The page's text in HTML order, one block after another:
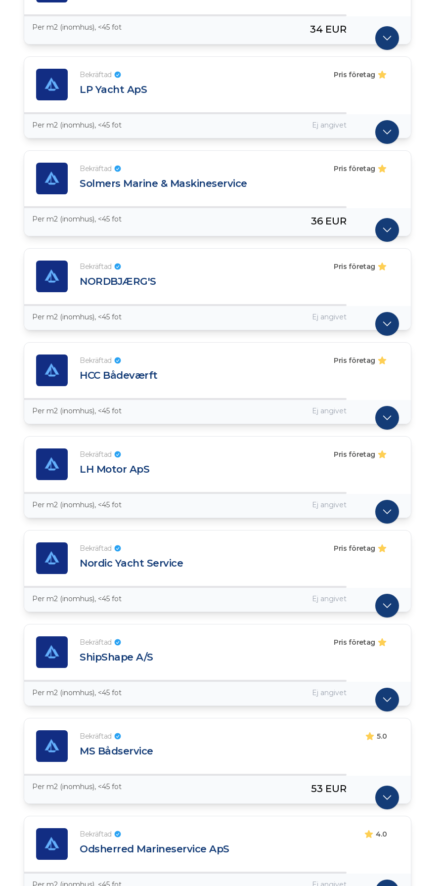
Per m2 (inomhus), <45 fot 34 EUR
Bekräftad Pris företag
LP Yacht ApS
Per m2 (inomhus), <45 fot Ej angivet
Bekräftad Pris företag
Solmers Marine & Maskineservice
Per m2 (inomhus), <45 fot 36 EUR
Bekräftad Pris företag
NORDBJÆRG'S
Per m2 (inomhus), <45 fot Ej angivet
Bekräftad Pris företag
HCC Bådeværft
Per m2 (inomhus), <45 fot Ej angivet
Bekräftad Pris företag
LH Motor ApS
Per m2 (inomhus), <45 fot Ej angivet
Bekräftad Pris företag
Nordic Yacht Service
Per m2 (inomhus), <45 fot Ej angivet
Bekräftad Pris företag
ShipShape A/S
Per m2 (inomhus), <45 fot Ej angivet
Bekräftad 5.0
MS Bådservice
Per m2 (inomhus), <45 fot 53 EUR
Bekräftad 4.0
Odsherred Marineservice ApS